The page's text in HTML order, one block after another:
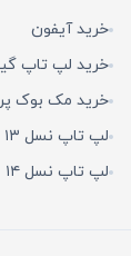
خرید آیفون
خرید لپ تاپ
خرید مک بوک
لپ تاپ نسل ۱۳
لپ تاپ نسل ۱۴